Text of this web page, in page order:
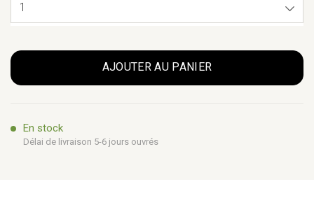
1
AJOUTER AU PANIER
En stock
Délai de livraison 5-6 jours ouvrés